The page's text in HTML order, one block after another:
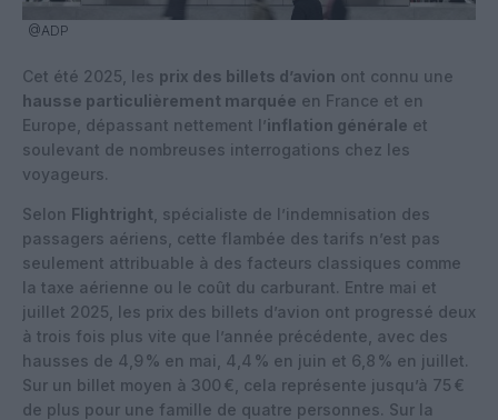
@ADP
Cet été 2025, les prix des billets d’avion ont connu une
hausse particulièrement marquée en France et en
Europe, dépassant nettement l’inflation générale et
soulevant de nombreuses interrogations chez les
voyageurs.
Selon Flightright , spécialiste de l’indemnisation des
passagers aériens, cette flambée des tarifs n’est pas
seulement attribuable à des facteurs classiques comme
la taxe aérienne ou le coût du carburant. Entre mai et
juillet 2025, les prix des billets d’avion ont progressé deux
à trois fois plus vite que l’année précédente, avec des
hausses de 4,9 % en mai, 4,4 % en juin et 6,8 % en juillet.
Sur un billet moyen à 300 €, cela représente jusqu’à 75 €
de plus pour une famille de quatre personnes. Sur la